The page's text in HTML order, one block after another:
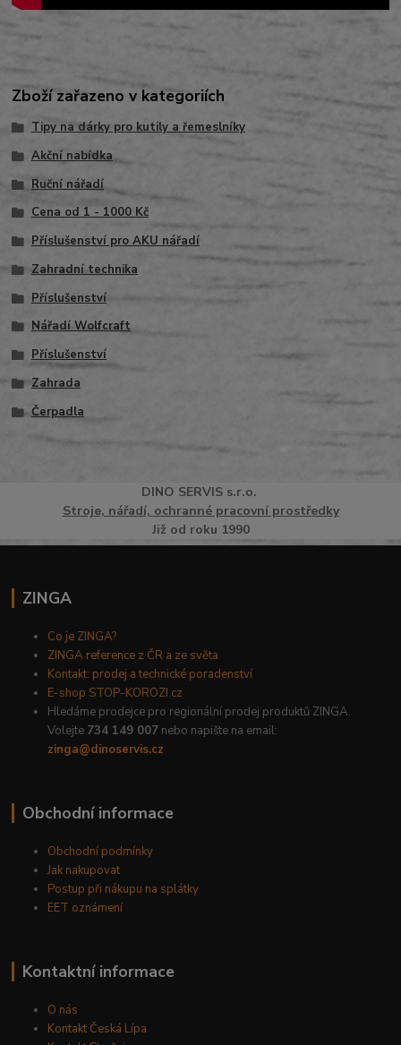
Zboží zařazeno v kategoriích
Tipy na dárky pro kutily a řemeslníky
Akční nabídka
Ruční nářadí
Cena od 1 - 1000 Kč
Příslušenství pro AKU nářadí
Zahradní technika
Příslušenství
Nářadí Wolfcraft
Příslušenství
Zahrada
Čerpadla
DINO SERVISs.r.o.
Stroje, nářadí, ochranné pracovní prostředky
Již od roku 1990
ZINGA
Co je ZINGA?
ZINGA reference z ČR a ze světa
Kontakt: prodej a technické poradenství
E-shop STOP-KOROZI.cz
Hledáme prodejce pro regionální prodej produktů ZINGA.
Volejte 734 149 007 nebo napište na email:
zinga@dinoservis.cz
Obchodní informace
Obchodní podmínky
Jak nakupovat
Postup při nákupu na splátky
EET oznámení
Kontaktní informace
O nás
Kontakt Česká Lípa